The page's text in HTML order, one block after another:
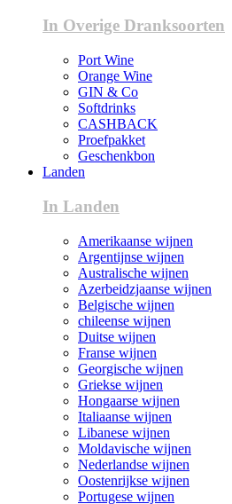
In Overige Dranksoorten
Port Wine
Orange Wine
GIN & Co
Softdrinks
CASHBACK
Proefpakket
Geschenkbon
Landen
In Landen
Amerikaanse wijnen
Argentijnse wijnen
Australische wijnen
Azerbeidzjaanse wijnen
Belgische wijnen
chileense wijnen
Duitse wijnen
Franse wijnen
Georgische wijnen
Griekse wijnen
Hongaarse wijnen
Italiaanse wijnen
Libanese wijnen
Moldavische wijnen
Nederlandse wijnen
Oostenrijkse wijnen
Portugese wijnen